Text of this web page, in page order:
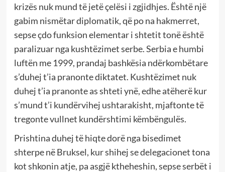
krizës nuk mund të jetë çelësi i zgjidhjes. Është një
gabim nismëtar diplomatik, që po na hakmerret,
sepse çdo funksion elementar i shtetit tonë është
paralizuar nga kushtëzimet serbe. Serbia e humbi
luftën me 1999, prandaj bashkësia ndërkombëtare
s’duhej t’ia pranonte diktatet. Kushtëzimet nuk
duhej t’ia pranonte as shteti ynë, edhe atëherë kur
s’mund t’i kundërvihej ushtarakisht, mjaftonte të
tregonte vullnet kundërshtimi këmbëngulës.
Prishtina duhej të hiqte dorë nga bisedimet
shterpe në Bruksel, kur shihej se delegacionet tona
kot shkonin atje, pa asgjë ktheheshin, sepse serbët i